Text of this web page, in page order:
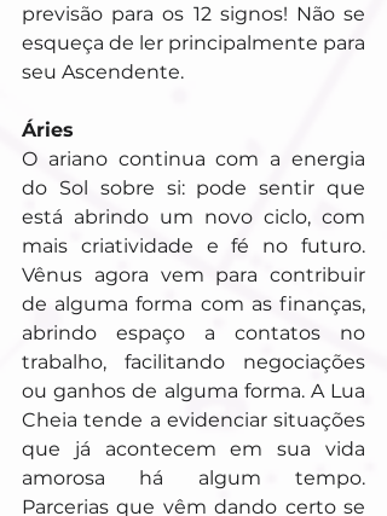
previsão para os 12 signos! Não se
esqueça de ler principalmente para
seu Ascendente.
Áries
O ariano continua com a energia
do Sol sobre si: pode sentir que
está abrindo um novo ciclo, com
mais criatividade e fé no futuro.
Vênus agora vem para contribuir
de alguma forma com as finanças,
abrindo espaço a contatos no
trabalho, facilitando negociações
ou ganhos de alguma forma. A Lua
Cheia tende a evidenciar situações
que já acontecem em sua vida
amorosa há algum tempo.
Parcerias que vêm dando certo se